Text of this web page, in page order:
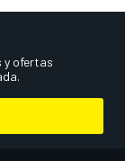
y ofertas